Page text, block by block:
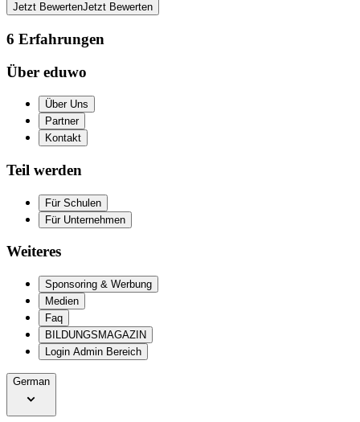
Jetzt BewertenJetzt Bewerten
6 Erfahrungen
Über eduwo
Über Uns
Partner
Kontakt
Teil werden
Für Schulen
Für Unternehmen
Weiteres
Sponsoring & Werbung
Medien
Faq
BILDUNGSMAGAZIN
Login Admin Bereich
German